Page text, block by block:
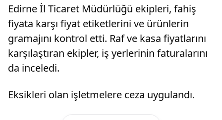
Edirne İl Ticaret Müdürlüğü ekipleri, fahiş
fiyata karşı fiyat etiketlerini ve ürünlerin
gramajını kontrol etti. Raf ve kasa fiyatlarını
karşılaştıran ekipler, iş yerlerinin faturalarını
da inceledi.
Eksikleri olan işletmelere ceza uygulandı.